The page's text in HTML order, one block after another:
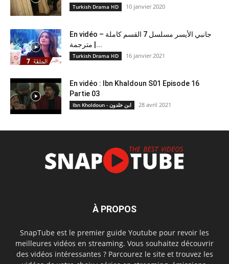
Turkish Drama HD 10 janvier 2020
En vidéo – جانبي الأيسر مسلسل 7 القسم كاملة
مترجمة |...
Turkish Drama HD 16 janvier 2021
En vidéo : Ibn Khaldoun S01 Episode 16
Partie 03
Ibn Kholdoun - ابن خلدون 28 avril 2021
À PROPOS
SnapTube est le premier guide Youtube pour revoir les
meilleures vidéos en streaming. Vous souhaitez découvrir
des vidéos intéressantes ? Parcourez le site et trouvez les